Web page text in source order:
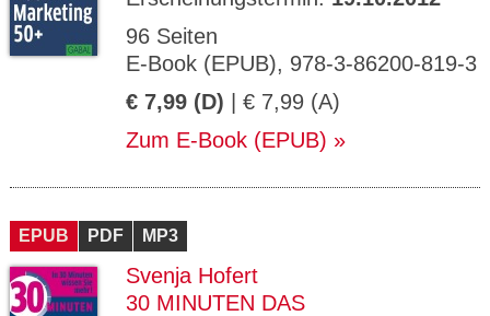
96 Seiten
E-Book (EPUB), 978-3-86200-819-3
€ 7,99 (D) | € 7,99 (A)
Zum E-Book (EPUB)
EPUB PDF MP3
Svenja Hofert
30 MINUTEN DAS